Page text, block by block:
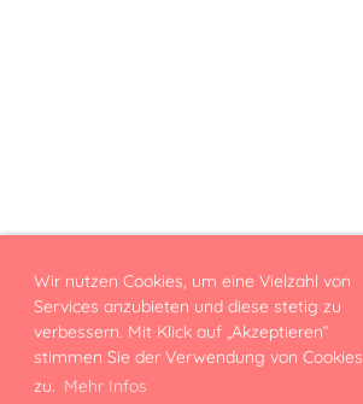
Wir nutzen Cookies, um eine Vielzahl von
Services anzubieten und diese stetig zu
verbessern. Mit Klick auf „Akzeptieren“
stimmen Sie der Verwendung von Cookies
zu. Mehr Infos